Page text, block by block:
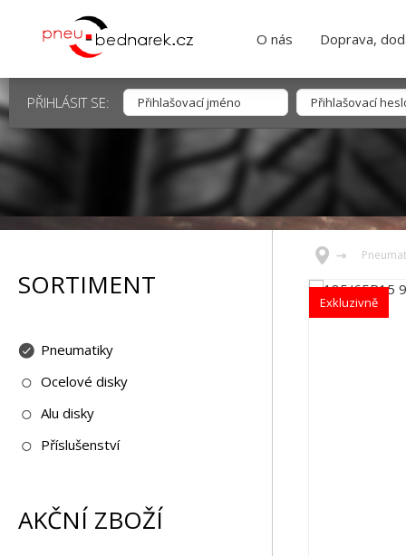
O nás Doprava,
PŘIHLÁSIT SE:
SORTIMENT
Pneumatiky
Ocelové disky
Alu disky
Příslušenství
AKČNÍ ZBOŽÍ
Exkluzivně